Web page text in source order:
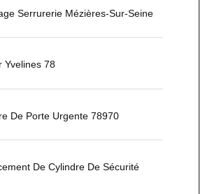
Serrurerie Mézières-Sur-Seine
Yvelines 78
De Porte Urgente 78970
De Cylindre De Sécurité